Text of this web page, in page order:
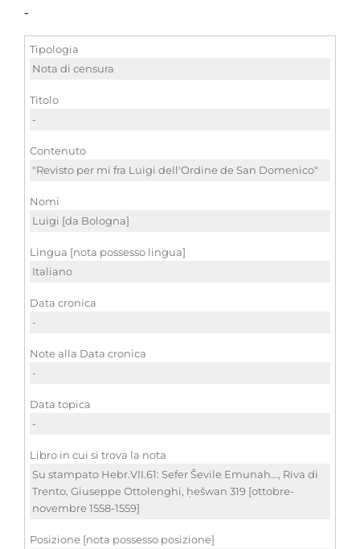
-
Tipologia
Nota di censura
Titolo
-
Contenuto
"Revisto per mi fra Luigi dell'Ordine de San Domenico"
Nomi
Luigi [da Bologna]
Lingua [nota possesso lingua]
Italiano
Data cronica
-
Note alla Data cronica
-
Data topica
-
Libro in cui si trova la nota
Su stampato Hebr.VII.61: Sefer Ševile Emunah..., Riva di
Trento, Giuseppe Ottolenghi, ḥešwan 319 [ottobre-
novembre 1558-1559]
Posizione [nota possesso posizione]